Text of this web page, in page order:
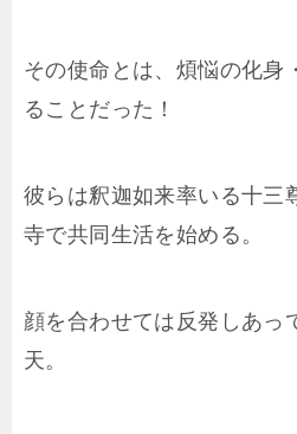
その使命とは、煩悩の化身
ることだった！
彼らは釈迦如来率いる十三
寺で共同生活を始める。
顔を合わせては反発しあっ
天。